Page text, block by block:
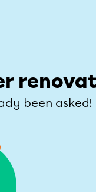
been asked!